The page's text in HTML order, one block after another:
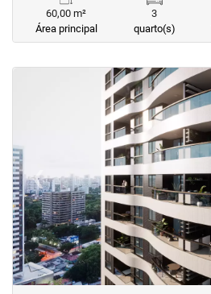
60,00 m²
Área principal
3
quarto(s)
‹Previous